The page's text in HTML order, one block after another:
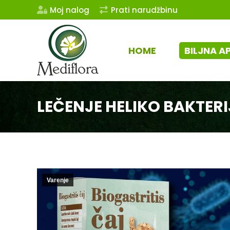
Moj nalog Prati narudžbinu
HOME BILJNA
LEČENJE HELIKO
Varenje